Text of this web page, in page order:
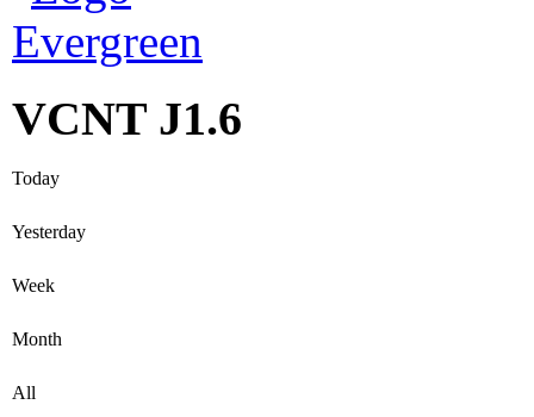
VCNT J1.6
Today
Yesterday
Week
Month
All